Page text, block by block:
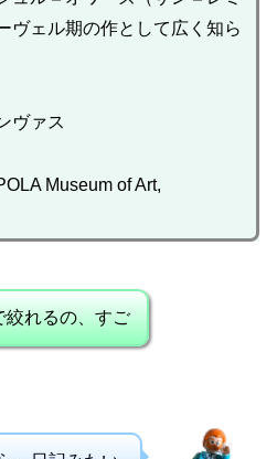
ェル期の作として広く知ら
ヴァス
Museum of Art,
絞れるの、すご